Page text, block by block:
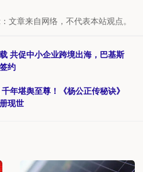
文章来自网络，不代表本站观点。
共促中小企业跨境出海，巴基斯
约
年堪舆至尊！《杨公正传秘诀》
现世